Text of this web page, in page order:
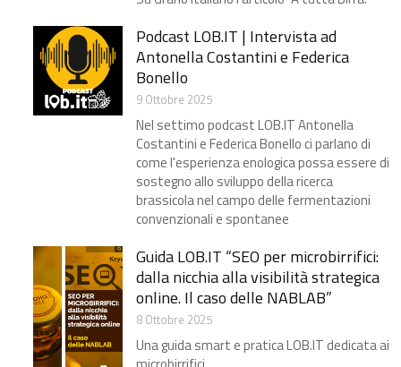
Podcast LOB.IT | Intervista ad
Antonella Costantini e Federica
Bonello
9 Ottobre 2025
Nel settimo podcast LOB.IT Antonella
Costantini e Federica Bonello ci parlano di
come l'esperienza enologica possa essere di
sostegno allo sviluppo della ricerca
brassicola nel campo delle fermentazioni
convenzionali e spontanee
Guida LOB.IT “SEO per microbirrifici:
dalla nicchia alla visibilità strategica
online. Il caso delle NABLAB​”
8 Ottobre 2025
Una guida smart e pratica LOB.IT dedicata ai